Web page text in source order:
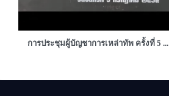
การประชุมผู้บัญชาการเหล่าทัพ ครั้งที่ 5 ...